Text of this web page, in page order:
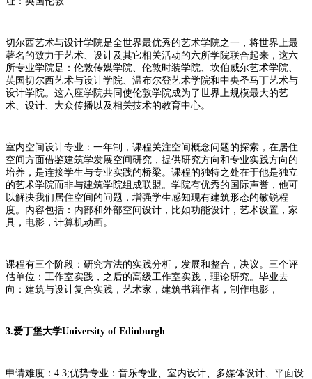
切尔西艺术与设计学院是全世界最优秀的艺术学院之一，将世界上最
著名的致力于艺术、设计及其它相关活动的六所学院联合起来，这六
所专业学院是：伦敦传媒学院、伦敦时装学院、坎伯威尔艺术学院、
英国切尔西艺术与设计学院、温布尔登艺术学院和中央圣马丁艺术与
设计学院。这六座学院共同使伦敦学院成为了世界上规模最大的艺
术、设计、大众传播以及相关技术的教育中心。
室内空间设计专业：一年制，课程关注空间概念问题的探索，在居住
空间方面借鉴建筑学发展空间研究，提供研究方向和专业实践方向的
培养，是连接学生与专业实践的桥梁。课程的独特之处在于他是独立
的艺术学院而非与建筑学院组成联盟。学院有优秀的国际声誉，他可
以解决我们居住空间的问题，增强学生感知现有建筑形态的敏锐程
度。内容包括：内部和外部空间设计，比如功能设计，艺术设置，家
具，电影，计算机动画。
课程有三个阶段：研究方法的实践分析，发展和整合，决议。三个评
估单位：工作室实践，之后的高级工作室实践，理论研究。毕业去
向：建筑与设计复合实践，艺术家，建筑书籍作者，制作电影，
3.爱丁堡大学University of Edinburgh
申请难度：4.3;优势专业：音乐专业、室内设计、多媒体设计、平面设